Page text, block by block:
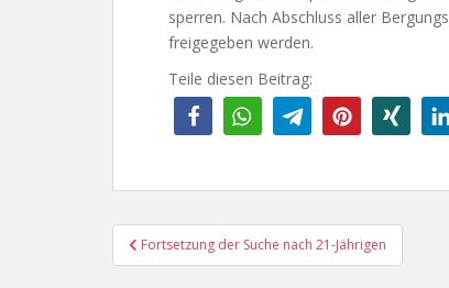
sperren. Nach Abschluss aller
freigegeben werden.
Teile diesen Beitrag:
Beitragsnavigation
Fortsetzung der Suche nach 21-Jährigen